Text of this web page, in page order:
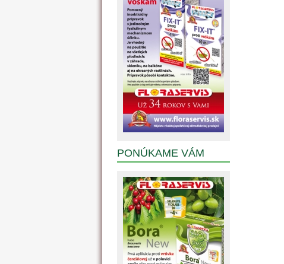
PONÚKAME VÁM